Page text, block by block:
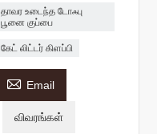
தாவர உடைந்த டோஃபு
பூனை குப்பை
கேட் லிட்டர் கிளப்பி
 Email
விவரங்கள்